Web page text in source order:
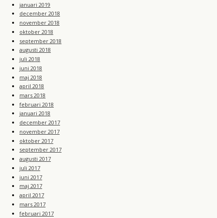
januari 2019
december 2018
november 2018
oktober 2018
september 2018
augusti 2018
juli 2018
juni 2018
maj 2018
april 2018
mars 2018
februari 2018
januari 2018
december 2017
november 2017
oktober 2017
september 2017
augusti 2017
juli 2017
juni 2017
maj 2017
april 2017
mars 2017
februari 2017